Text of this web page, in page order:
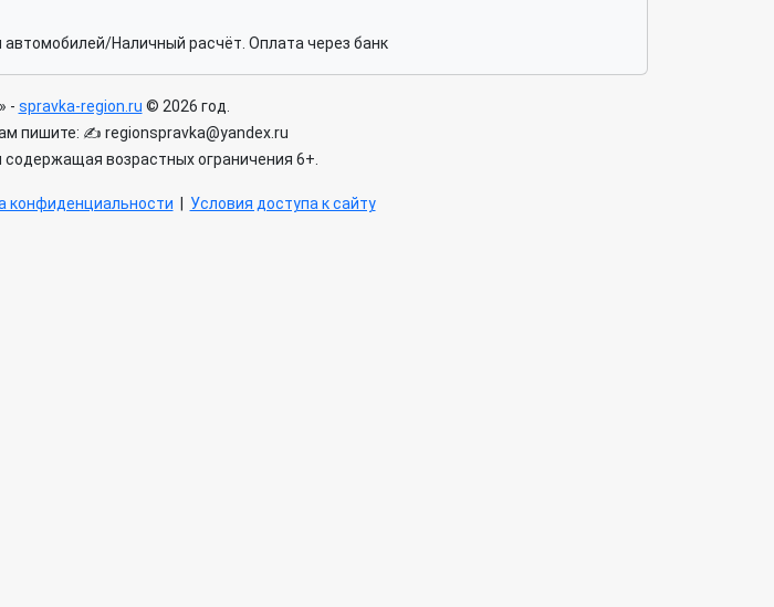
Наличный расчёт. Оплата через банк
- spravka-region.ru © 2026 год.
пишите: ✍ regionspravka@yandex.ru
возрастных ограничения 6+.
конфиденциальности Условия доступа к сайту